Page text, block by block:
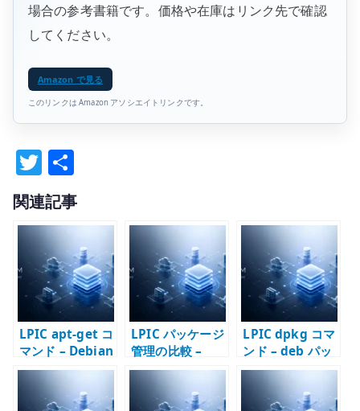
場合の参考書籍です。価格や在庫はリンク先で確認
してください。
Amazon で見る
このリンクは Amazon アソシエイトリンクです。
T
w
it
te
r
有
関連記事
LPIC apt-get コ
マンド – Debian
系パッケージ管
理の基本
LPIC パッケージ
管理の比較 –
dpkg / rpm /
apt / yum / dnf
LPIC dpkg コマ
ンド – deb パッ
ケージを直接扱
う